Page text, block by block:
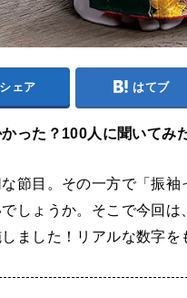
シェア はてブ
った？100人に聞いてみ
節目。その一方で「振
しょうか。そこで今回
ました！リアルな数字を